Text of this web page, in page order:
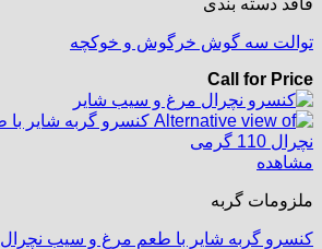
توالت سه گوش خرگوش و خوکچه
Call for Price
مشاهده
ملزومات گربه
کنسرو گربه شایر با طعم مرغ و سیب نچرال 110 گرمی